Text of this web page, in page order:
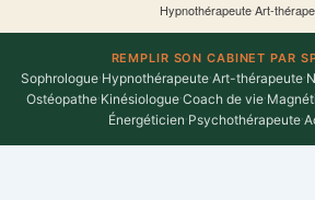
Hypnothérapeute·Art-
REMPLIR SON CABINET PAR
Sophrologue·Hypnothérapeute·Art-thérapeute·
Ostéopathe·Kinésiologue·Coach de vie·
Énergéticien·Psychothérapeute·